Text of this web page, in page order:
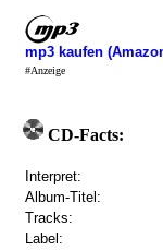
mp3 kaufen
#Anzeige
CD-Facts:
Interpret:
Album-Titel:
Tracks:
Label: